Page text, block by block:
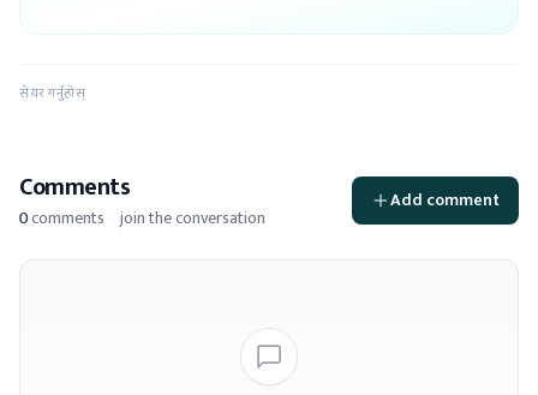
सेयर गर्नुहोस्
Comments
0comments · join the conversation
Add comment